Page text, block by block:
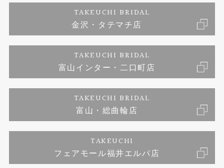
金澤工房｜手作り結婚指輪
金澤工房｜手作り婚約指輪プロポーズプラン
プライバシーポリシー
TAKEUCHI BRIDAL
金沢・タテマチ店
TAKEUCHI BRIDAL
富山インター・二口町店
TAKEUCHI BRIDAL
富山・総曲輪店
TAKEUCHI
フェアモール福井エルパ店